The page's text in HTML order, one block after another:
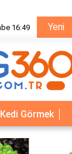
16:49 Yeni
Görmek